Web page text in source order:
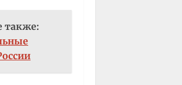
также: